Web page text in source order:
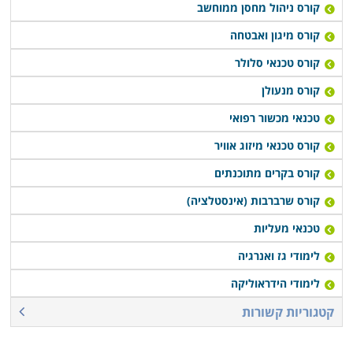
בתחום עם סיום הלימודים, או רכישת יסודות עסקיים
ושיווקיים שיעזרו לבוגרים לנהל עסק עצמאי זעיר.
קורס טכנאי מכשירי חשמל מתקיים במספר מקומות לימוד
ברחבי הארץ: חיפה, תל אביב, רמת גן, נתניה, פתח תקווה,
כפר סבא ובעוד מספר מקומות אחרים, כך שכמעט כל מי
שרוצה ללמוד קורס מבוקש זה יוכל לעשות זאת בנוחות
בקרבת אזור מגוריו.
קורס ניהול מחסן ממוחשב
קורס מיגון ואבטחה
קורס טכנאי סלולר
קורס מנעולן
טכנאי מכשור רפואי
קורס טכנאי מיזוג אוויר
קורס בקרים מתוכנתים
קורס שרברבות (אינסטלציה)
טכנאי מעליות
לימודי גז ואנרגיה
לימודי הידראוליקה
קטגוריות קשורות